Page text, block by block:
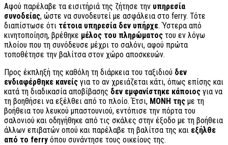
Αφού παρέλαβε τα εισιτήριά της ζήτησε την υπηρεσία
συνοδείας, ώστε να συνοδευτεί με ασφάλεια στο ferry. Τότε
διαπίστωσε ότι τέτοια υπηρεσία δεν υπήρχε. Ύστερα από
κινητοποίηση, βρέθηκε μέλος του πληρώματος του εν λόγω
πλοίου που τη συνόδευσε μέχρι το σαλόνι, αφού πρώτα
τοποθέτησε την βαλίτσα στον χώρο αποσκευών.
Προς έκπληξή της καθόλη τη διάρκεια του ταξιδιού δεν
ενδιαφέρθηκε κανείς για το αν χρειάζεται κάτι, όπως επίσης και
κατά τη διαδικασία αποβίβασης δεν εμφανίστηκε κάποιος για να
τη βοηθήσει να εξέλθει από το πλοίο. Έτσι, ΜΟΝΗ της με τη
βοήθεια του λευκού μπαστουνιού, εντόπισε την πόρτα του
σαλονιού και οδηγήθηκε από τις σκάλες στην έξοδο με τη βοήθεια
άλλων επιβατών οπού και παρέλαβε τη βαλίτσα της και εξήλθε
από το ferry όπου συνάντησε τους οικείους της.